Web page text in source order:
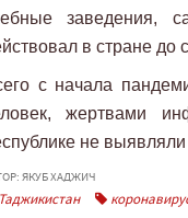
заведения,
в стране до
с начала
жертвами
не
ЯКУБ ХАДЖИЧ
Таджикистан